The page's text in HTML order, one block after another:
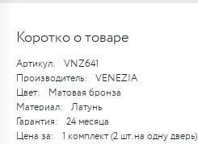
Коротко о товаре
Артикул:
VNZ641
Производитель:
VENEZIA
Цвет:
Матовая бронза
Материал:
Латунь
Гарантия:
24 месяца
Цена за:
1 комплект (2 шт. на одну дверь)